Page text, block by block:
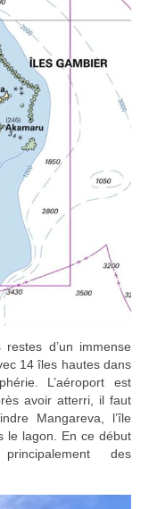
d’un immense
14 îles hautes dans
L’aéroport est
avoir atterri, il faut
Mangareva, l’île
le lagon. En ce début
des